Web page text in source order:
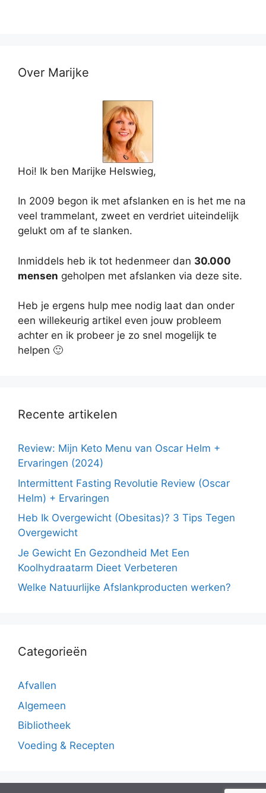
Over Marijke
Hoi! Ik ben Marijke Helswieg,
In 2009 begon ik met afslanken en is het me na
veel trammelant, zweet en verdriet uiteindelijk
gelukt om af te slanken.
Inmiddels heb ik tot hedenmeer dan 30.000
mensen geholpen met afslanken via deze site.
Heb je ergens hulp mee nodig laat dan onder
een willekeurig artikel even jouw probleem
achter en ik probeer je zo snel mogelijk te
helpen 🙂
Recente artikelen
Review: Mijn Keto Menu van Oscar Helm +
Ervaringen (2024)
Intermittent Fasting Revolutie Review (Oscar
Helm) + Ervaringen
Heb Ik Overgewicht (Obesitas)? 3 Tips Tegen
Overgewicht
Je Gewicht En Gezondheid Met Een
Koolhydraatarm Dieet Verbeteren
Welke Natuurlijke Afslankproducten werken?
Categorieën
Afvallen
Algemeen
Bibliotheek
Voeding & Recepten